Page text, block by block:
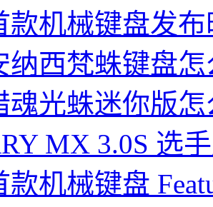
款机械键盘发布
纳西梵蛛键盘
魂光蛛迷你版
MX 3.0S 选
款机械键盘